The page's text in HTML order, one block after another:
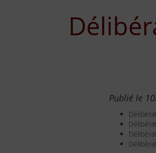
Publié le